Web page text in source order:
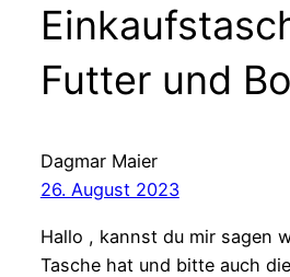
Futter und
Dagmar Maier
26. August 2023
Hallo , kannst du mir sagen
Tasche hat und bitte auch